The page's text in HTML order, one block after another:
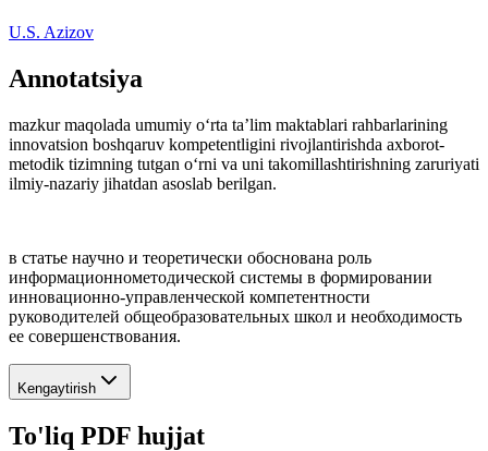
U.S. Azizov
Annotatsiya
mazkur maqolada umumiy o‘rta ta’lim maktablari rahbarlarining
innovatsion boshqaruv kompetentligini rivojlantirishda axborot-
metodik tizimning tutgan o‘rni va uni takomillashtirishning zaruriyati
ilmiy-nazariy jihatdan asoslab berilgan.
в статье научно и теоретически обоснована роль
информационнометодической системы в формировании
инновационно-управленческой компетентности
руководителей общеобразовательных школ и необходимость
ее совершенствования.
Kengaytirish
To'liq PDF hujjat